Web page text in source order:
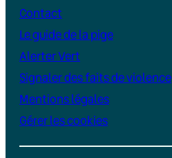
Contact
Le guide de la pige
Alerter Vert
Signaler des faits de violence
Mentions légales
Gérer les cookies